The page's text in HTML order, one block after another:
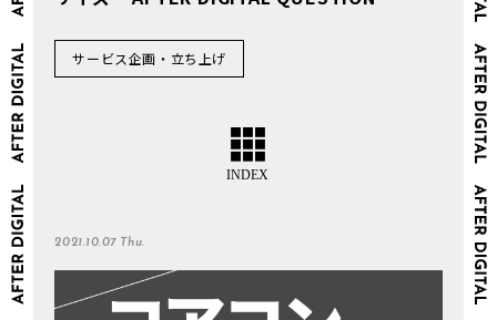
サービス企画・立ち上げ
2021.10.07 Thu.